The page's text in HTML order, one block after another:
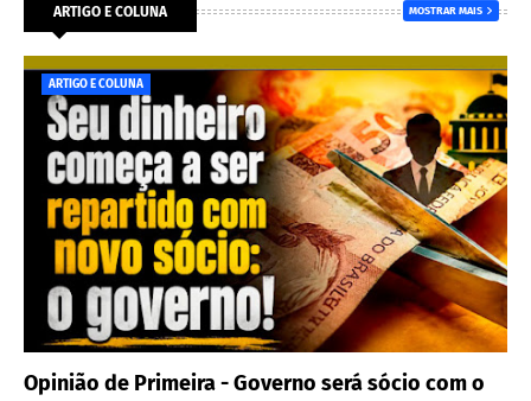
ARTIGO E COLUNA MOSTRAR MAIS
ARTIGO E COLUNA
Opinião de Primeira - Governo será sócio com o